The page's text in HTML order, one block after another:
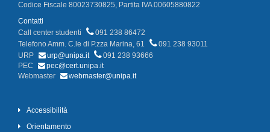
Codice Fiscale 80023730825, Partita IVA 00605880822
Contatti
Call center studenti
091 238 86472
Telefono Amm. C.le di P.zza Marina, 61
091 238 93011
URP
urp@unipa.it
091 238 93666
PEC
pec@cert.unipa.it
Webmaster
webmaster@unipa.it
Accessibilità
Orientamento